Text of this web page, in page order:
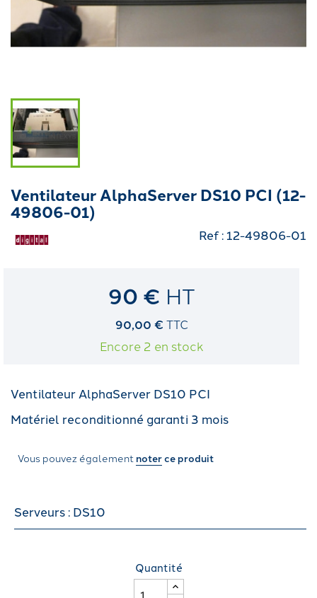
Ventilateur AlphaServer DS10 PCI (12-
49806-01)
Ref : 12-49806-01
90 € HT
90,00 € TTC
Encore 2 en stock
Ventilateur AlphaServer DS10 PCI
Matériel reconditionné garanti 3 mois
Vous pouvez également noterce produit
Serveurs : DS10
Quantité